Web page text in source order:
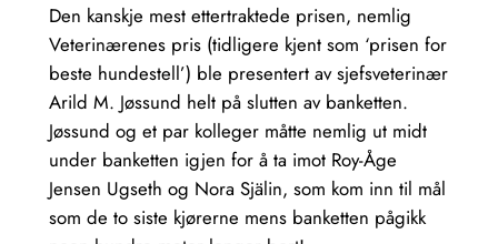
Den kanskje mest ettertraktede prisen, nemlig
Veterinærenes pris (tidligere kjent som ‘prisen for
beste hundestell’) ble presentert av sjefsveterinær
Arild M. Jøssund helt på slutten av banketten.
Jøssund og et par kolleger måtte nemlig ut midt
under banketten igjen for å ta imot Roy-Åge
Jensen Ugseth og Nora Själin, som kom inn til mål
som de to siste kjørerne mens banketten pågikk